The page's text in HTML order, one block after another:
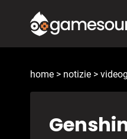
contenuto
home > notizie >